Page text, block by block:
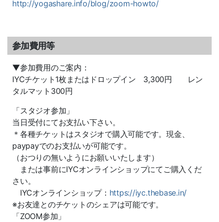
http://yogashare.info/blog/zoom-howto/
参加費用等
▼参加費用のご案内：
IYCチケット1枚またはドロップイン 3,300円 レン
タルマット300円
「スタジオ参加」
当日受付にてお支払い下さい。
＊各種チケットはスタジオで購入可能です。現金、
paypayでのお支払いが可能です。
（おつりの無いようにお願いいたします）
または事前にIYCオンラインショップにてご購入くだ
さい。
IYCオンラインショップ： https://iyc.thebase.in/
※お友達とのチケットのシェアは可能です。
「ZOOM参加」